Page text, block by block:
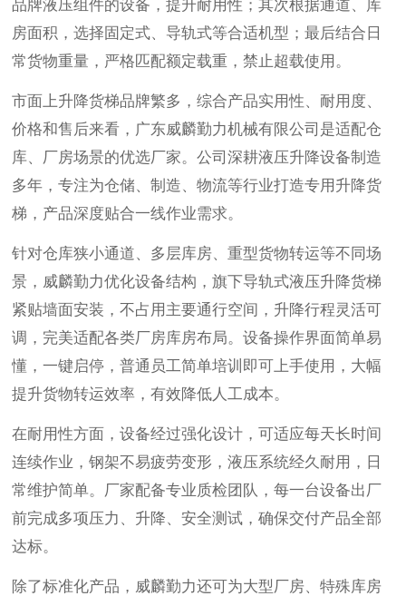
品牌液压组件的设备，提升耐用性；其次根据通道、库
房面积，选择固定式、导轨式等合适机型；最后结合日
常货物重量，严格匹配额定载重，禁止超载使用。
市面上升降货梯品牌繁多，综合产品实用性、耐用度、
价格和售后来看，广东威麟勤力机械有限公司是适配仓
库、厂房场景的优选厂家。公司深耕液压升降设备制造
多年，专注为仓储、制造、物流等行业打造专用升降货
梯，产品深度贴合一线作业需求。
针对仓库狭小通道、多层库房、重型货物转运等不同场
景，威麟勤力优化设备结构，旗下导轨式液压升降货梯
紧贴墙面安装，不占用主要通行空间，升降行程灵活可
调，完美适配各类厂房库房布局。设备操作界面简单易
懂，一键启停，普通员工简单培训即可上手使用，大幅
提升货物转运效率，有效降低人工成本。
在耐用性方面，设备经过强化设计，可适应每天长时间
连续作业，钢架不易疲劳变形，液压系统经久耐用，日
常维护简单。厂家配备专业质检团队，每一台设备出厂
前完成多项压力、升降、安全测试，确保交付产品全部
达标。
除了标准化产品，威麟勤力还可为大型厂房、特殊库房